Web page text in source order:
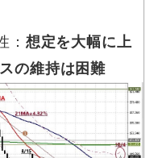
： 想定を大幅に上
の維持は困難